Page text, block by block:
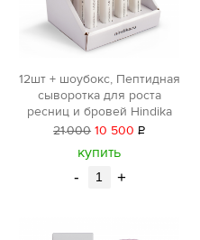
12шт + шоубокс, Пептидная
сыворотка для роста
ресниц и бровей Hindika
21000 10 500Р
купить
- +